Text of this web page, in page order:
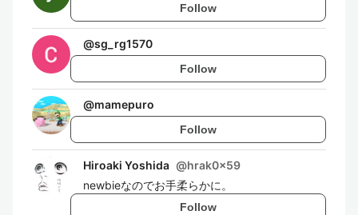
Follow
@sg_rg1570
Follow
@mamepuro
Follow
Hiroaki Yoshida @hrak0x59
newbieなのでお手柔らかに。
Follow